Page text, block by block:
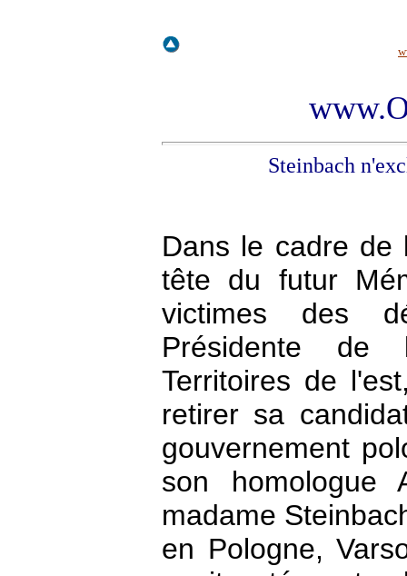
Steinbach
Dans le cadre de
tête du futur
victimes des
Présidente de
Territoires de
retirer sa
gouvernement
son homologue
madame
en Pologne,